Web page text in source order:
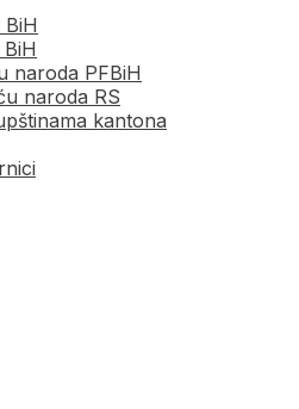
naroda PFBiH
naroda RS
kantona